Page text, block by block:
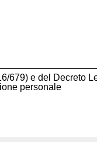
679) e del Decreto
personale